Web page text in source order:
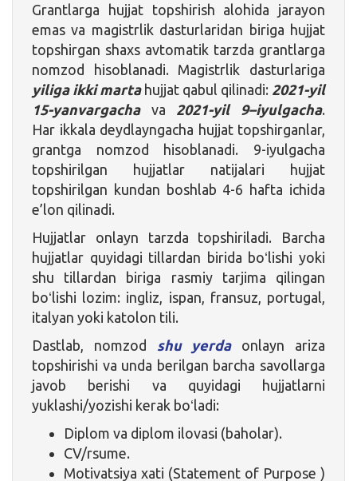
Grantlarga hujjat topshirish alohida jarayon
emas va magistrlik dasturlaridan biriga hujjat
topshirgan shaxs avtomatik tarzda grantlarga
nomzod hisoblanadi. Magistrlik dasturlariga
yiliga ikki martahujjat qabul qilinadi: 2021-yil
15-yanvargachava 2021-yil 9–iyulgacha.
Har ikkala deydlayngacha hujjat topshirganlar,
grantga nomzod hisoblanadi. 9-iyulgacha
topshirilgan hujjatlar natijalari hujjat
topshirilgan kundan boshlab 4-6 hafta ichida
e’lon qilinadi.
Hujjatlar onlayn tarzda topshiriladi. Barcha
hujjatlar quyidagi tillardan birida boʻlishi yoki
shu tillardan biriga rasmiy tarjima qilingan
boʻlishi lozim: ingliz, ispan, fransuz, portugal,
italyan yoki katolon tili.
Dastlab, nomzod shu yerdaonlayn ariza
topshirishi va unda berilgan barcha savollarga
javob berishi va quyidagi hujjatlarni
yuklashi/yozishi kerak boʻladi:
Diplom va diplom ilovasi (baholar).
CV/rsume.
Motivatsiya xati (Statement of Purpose )